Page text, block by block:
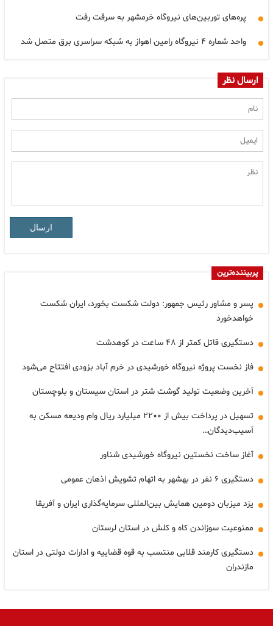
پره‌های توربین‌های نیروگاه خرمشهر به سرقت رفت
واحد شماره ۴ نیروگاه رامین اهواز به شبکه سراسری برق متصل شد
ارسال نظر
ارسال
پربیننده‌ترین
پسر و مشاور رئیس جمهور: دولت شکست بخورد، ایران شکست
خواهدخورد
دستگیری قاتل کمتر از ۴۸ ساعت در کوهدشت
فاز نخست پروژه نیروگاه خورشیدی در خرم آباد بزودی افتتاح می‌شود
آخرین وضعیت تولید گوشت شتر در استان سیستان و بلوچستان
تسهیل در پرداخت بیش از ۲۲۰۰ میلیارد ریال وام ودیعه مسکن به
آسیب‌دیدگان…
آغاز ساخت نخستین نیروگاه خورشیدی شناور
دستگیری ۶ نفر در بهشهر به اتهام تشویش اذهان عمومی
یزد میزبان دومین همایش بین‌المللی سرمایه‌گذاری ایران و آفریقا
ممنوعیت سوزاندن کاه و کلش در استان لرستان
دستگیری کارمند قلابی منتسب به قوه قضاییه و ادارات دولتی در استان
مازندران